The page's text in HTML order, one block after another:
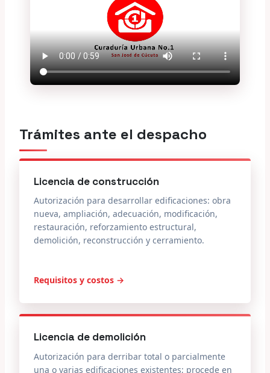
Trámites ante el despacho
Licencia de construcción
Autorización para desarrollar edificaciones: obra
nueva, ampliación, adecuación, modificación,
restauración, reforzamiento estructural,
demolición, reconstrucción y cerramiento.
Requisitos y costos →
Licencia de demolición
Autorización para derribar total o parcialmente
una o varias edificaciones existentes; procede en